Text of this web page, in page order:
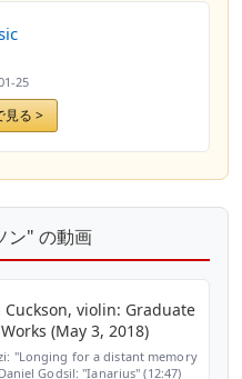
25
見る >
ン" の動画
violin: Graduate
(May 3, 2018)
"Longing for a distant memory
Godsil: "Ianarius" (12:47)